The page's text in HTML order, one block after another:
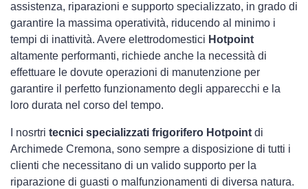
assistenza, riparazioni e supporto specializzato, in grado di
garantire la massima operatività, riducendo al minimo i
tempi di inattività. Avere elettrodomestici Hotpoint
altamente performanti, richiede anche la necessità di
effettuare le dovute operazioni di manutenzione per
garantire il perfetto funzionamento degli apparecchi e la
loro durata nel corso del tempo.
I nosrtri tecnici specializzati frigorifero Hotpoint di
Archimede Cremona, sono sempre a disposizione di tutti i
clienti che necessitano di un valido supporto per la
riparazione di guasti o malfunzionamenti di diversa natura.